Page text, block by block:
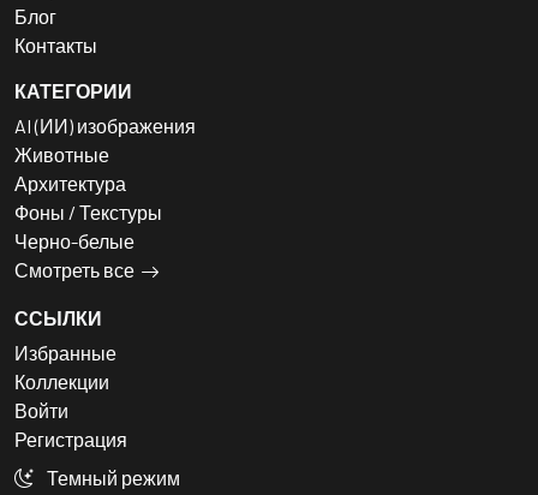
Блог
Контакты
КАТЕГОРИИ
AI (ИИ) изображения
Животные
Архитектура
Фоны / Текстуры
Черно-белые
Смотреть все
ССЫЛКИ
Избранные
Коллекции
Войти
Регистрация
Темный режим